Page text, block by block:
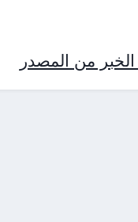
الخبر من المصدر